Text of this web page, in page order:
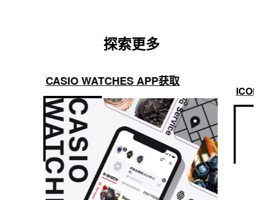
探索更多
CASIO WATCHES APP获取